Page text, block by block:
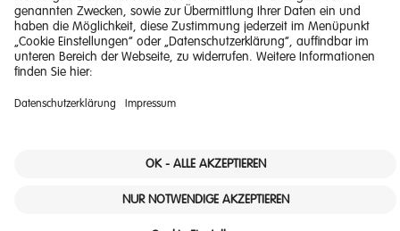
Downloads
© 2026 Energie Steiermark